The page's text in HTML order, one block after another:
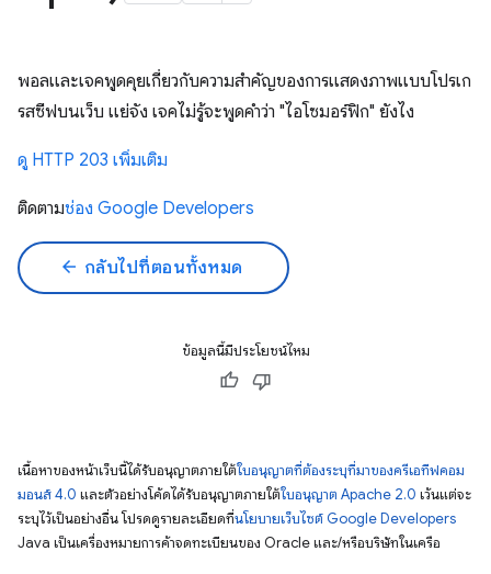
พอลและเจคพูดคุยเกี่ยวกับความสำคัญของการแสดงภาพแบบโปรเก
รสซีฟบนเว็บ แย่จัง เจคไม่รู้จะพูดคำว่า "ไอโซมอร์ฟิก" ยังไง
ดู HTTP 203 เพิ่มเติม
ติดตามช่อง Google Developers
arrow_back กลับไปที่ตอนทั้งหมด
ข้อมูลนี้มีประโยชน์ไหม
เนื้อหาของหน้าเว็บนี้ได้รับอนุญาตภายใต้ใบอนุญาตที่ต้องระบุที่มาของครีเอทีฟคอม
มอนส์ 4.0 และตัวอย่างโค้ดได้รับอนุญาตภายใต้ใบอนุญาต Apache 2.0 เว้นแต่จะ
ระบุไว้เป็นอย่างอื่น โปรดดูรายละเอียดที่นโยบายเว็บไซต์ Google Developers
Java เป็นเครื่องหมายการค้าจดทะเบียนของ Oracle และ/หรือบริษัทในเครือ